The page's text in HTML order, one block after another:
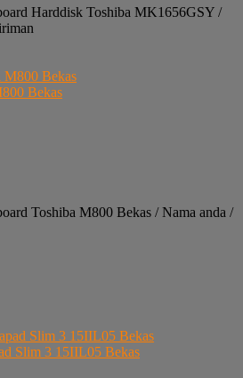
Harddisk Toshiba MK1656GSY /
Bekas
Toshiba M800 Bekas / Nama anda /
Slim 3 15IIL05 Bekas